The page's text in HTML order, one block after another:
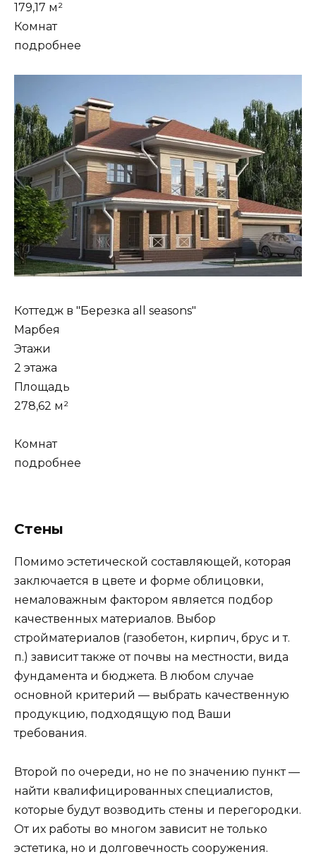
179,17 м²
Комнат
подробнее
Коттедж в "Березка all seasons"
Марбея
Этажи
2 этажа
Площадь
278,62 м²
Комнат
подробнее
Стены
Помимо эстетической составляющей, которая
заключается в цвете и форме облицовки,
немаловажным фактором является подбор
качественных материалов. Выбор
стройматериалов (газобетон, кирпич, брус и т.
п.) зависит также от почвы на местности, вида
фундамента и бюджета. В любом случае
основной критерий — выбрать качественную
продукцию, подходящую под Ваши
требования.
Второй по очереди, но не по значению пункт —
найти квалифицированных специалистов,
которые будут возводить стены и перегородки.
От их работы во многом зависит не только
эстетика, но и долговечность сооружения.